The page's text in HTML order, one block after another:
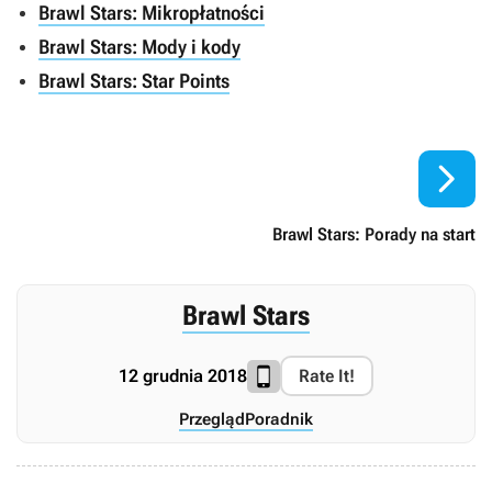
Brawl Stars: Mikropłatności
Brawl Stars: Mody i kody
Brawl Stars: Star Points
Brawl Stars: Porady na start

Brawl Stars
12 grudnia 2018 Rate It!
PrzeglądPoradnik